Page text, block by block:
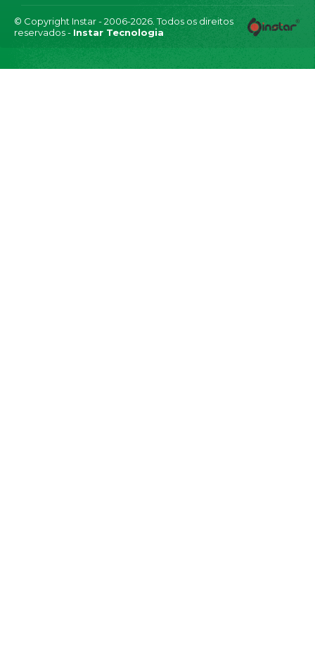
© Copyright Instar - 2006-2026. Todos os direitos
reservados - Instar Tecnologia